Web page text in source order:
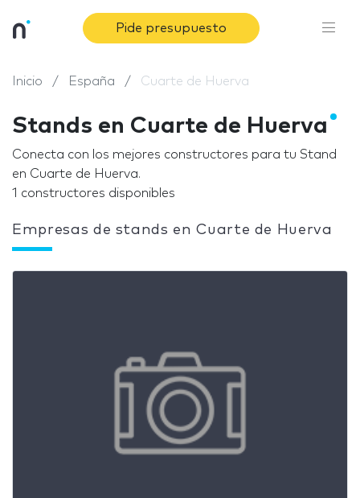
Pide presupuesto
Inicio España Cuarte de Huerva
Stands en Cuarte de Huerva
Conecta con los mejores constructores para tu Stand
en Cuarte de Huerva.
1 constructores disponibles
Empresas de stands en Cuarte de Huerva